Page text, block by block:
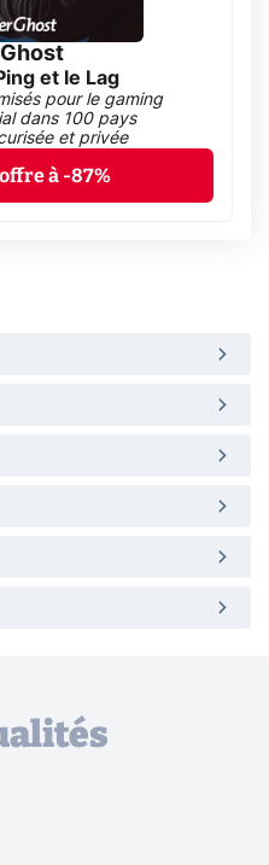
et le Lag
pour le gaming
dans 100 pays
et privée
à -87%